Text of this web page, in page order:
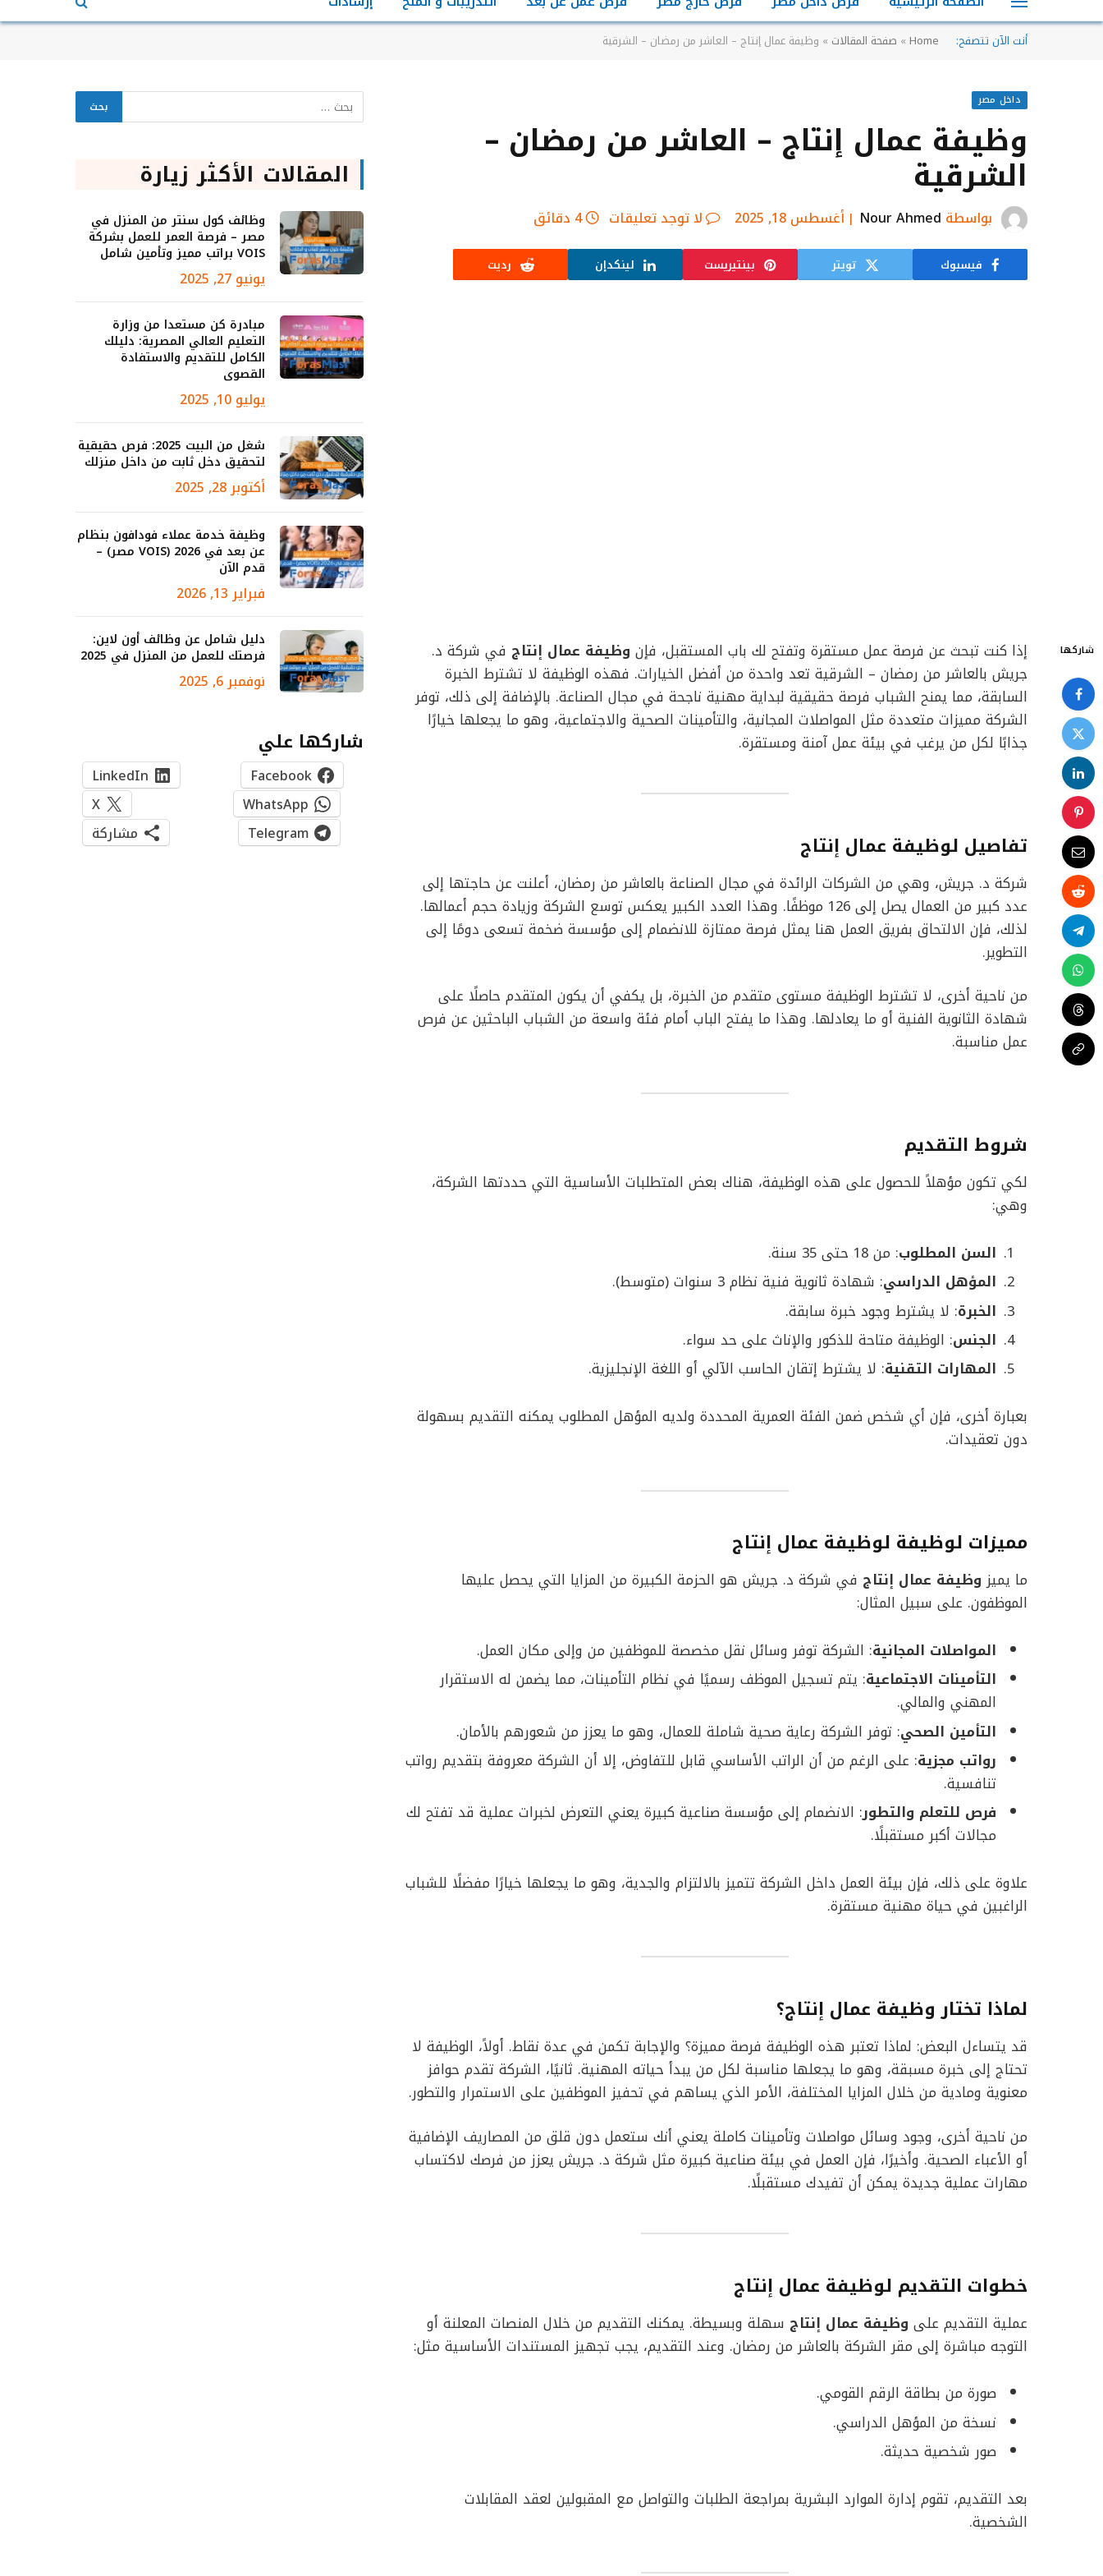
أنت الآن تتصفح: Home
» صفحة المقالات » وظيفة عمال إنتاج – العاشر من رمضان – الشرقية
داخل مصر
وظيفة عمال إنتاج – العاشر من رمضان –
الشرقية
بواسطة Nour Ahmed أغسطس 18, 2025 لا توجد تعليقات 4 دقائق
فيسبوك تويتر بينتيريست لينكدإن رديت
شاركها إذا كنت تبحث عن فرصة عمل مستقرة وتفتح لك باب المستقبل، فإن وظيفة عمال إنتاج في شركة د.
جريش بالعاشر من رمضان – الشرقية تعد واحدة من أفضل الخيارات. فهذه الوظيفة لا تشترط الخبرة
السابقة، مما يمنح الشباب فرصة حقيقية لبداية مهنية ناجحة في مجال الصناعة. بالإضافة إلى ذلك، توفر
الشركة مميزات متعددة مثل المواصلات المجانية، والتأمينات الصحية والاجتماعية، وهو ما يجعلها خيارًا
جذابًا لكل من يرغب في بيئة عمل آمنة ومستقرة.
تفاصيل لوظيفة عمال إنتاج
شركة د. جريش، وهي من الشركات الرائدة في مجال الصناعة بالعاشر من رمضان، أعلنت عن حاجتها إلى
عدد كبير من العمال يصل إلى 126 موظفًا. وهذا العدد الكبير يعكس توسع الشركة وزيادة حجم أعمالها.
لذلك، فإن الالتحاق بفريق العمل هنا يمثل فرصة ممتازة للانضمام إلى مؤسسة ضخمة تسعى دومًا إلى
التطوير.
من ناحية أخرى، لا تشترط الوظيفة مستوى متقدم من الخبرة، بل يكفي أن يكون المتقدم حاصلًا على
شهادة الثانوية الفنية أو ما يعادلها. وهذا ما يفتح الباب أمام فئة واسعة من الشباب الباحثين عن فرص
عمل مناسبة.
شروط التقديم
لكي تكون مؤهلاً للحصول على هذه الوظيفة، هناك بعض المتطلبات الأساسية التي حددتها الشركة،
وهي:
السن المطلوب: من 18 حتى 35 سنة.
المؤهل الدراسي: شهادة ثانوية فنية نظام 3 سنوات (متوسط).
الخبرة: لا يشترط وجود خبرة سابقة.
الجنس: الوظيفة متاحة للذكور والإناث على حد سواء.
المهارات التقنية: لا يشترط إتقان الحاسب الآلي أو اللغة الإنجليزية.
بعبارة أخرى، فإن أي شخص ضمن الفئة العمرية المحددة ولديه المؤهل المطلوب يمكنه التقديم بسهولة
دون تعقيدات.
مميزات لوظيفة لوظيفة عمال إنتاج
ما يميز وظيفة عمال إنتاج في شركة د. جريش هو الحزمة الكبيرة من المزايا التي يحصل عليها
الموظفون. على سبيل المثال:
المواصلات المجانية: الشركة توفر وسائل نقل مخصصة للموظفين من وإلى مكان العمل.
التأمينات الاجتماعية: يتم تسجيل الموظف رسميًا في نظام التأمينات، مما يضمن له الاستقرار
المهني والمالي.
التأمين الصحي: توفر الشركة رعاية صحية شاملة للعمال، وهو ما يعزز من شعورهم بالأمان.
رواتب مجزية: على الرغم من أن الراتب الأساسي قابل للتفاوض، إلا أن الشركة معروفة بتقديم رواتب
تنافسية.
فرص للتعلم والتطور: الانضمام إلى مؤسسة صناعية كبيرة يعني التعرض لخبرات عملية قد تفتح لك
مجالات أكبر مستقبلًا.
علاوة على ذلك، فإن بيئة العمل داخل الشركة تتميز بالالتزام والجدية، وهو ما يجعلها خيارًا مفضلًا للشباب
الراغبين في حياة مهنية مستقرة.
لماذا تختار وظيفة عمال إنتاج؟
قد يتساءل البعض: لماذا تعتبر هذه الوظيفة فرصة مميزة؟ والإجابة تكمن في عدة نقاط. أولاً، الوظيفة لا
تحتاج إلى خبرة مسبقة، وهو ما يجعلها مناسبة لكل من يبدأ حياته المهنية. ثانيًا، الشركة تقدم حوافز
معنوية ومادية من خلال المزايا المختلفة، الأمر الذي يساهم في تحفيز الموظفين على الاستمرار والتطور.
من ناحية أخرى، وجود وسائل مواصلات وتأمينات كاملة يعني أنك ستعمل دون قلق من المصاريف الإضافية
أو الأعباء الصحية. وأخيرًا، فإن العمل في بيئة صناعية كبيرة مثل شركة د. جريش يعزز من فرصك لاكتساب
مهارات عملية جديدة يمكن أن تفيدك مستقبلًا.
خطوات التقديم لوظيفة عمال إنتاج
عملية التقديم على وظيفة عمال إنتاج سهلة وبسيطة. يمكنك التقديم من خلال المنصات المعلنة أو
التوجه مباشرة إلى مقر الشركة بالعاشر من رمضان. وعند التقديم، يجب تجهيز المستندات الأساسية مثل:
صورة من بطاقة الرقم القومي.
نسخة من المؤهل الدراسي.
صور شخصية حديثة.
بعد التقديم، تقوم إدارة الموارد البشرية بمراجعة الطلبات والتواصل مع المقبولين لعقد المقابلات
الشخصية.
المقالات الأكثر زيارة
وظائف كول سنتر من المنزل في
مصر – فرصة العمر للعمل بشركة
VOIS براتب مميز وتأمين شامل
يونيو 27, 2025
مبادرة كن مستعدا من وزارة
التعليم العالي المصرية: دليلك
الكامل للتقديم والاستفادة
القصوى
يوليو 10, 2025
شغل من البيت 2025: فرص حقيقية
لتحقيق دخل ثابت من داخل منزلك
أكتوبر 28, 2025
وظيفة خدمة عملاء فودافون بنظام
عن بعد في 2026 (VOIS مصر) –
قدم الآن
فبراير 13, 2026
دليل شامل عن وظائف أون لاين:
فرصتك للعمل من المنزل في 2025
نوفمبر 6, 2025
شاركها علي
Facebook
LinkedIn
WhatsApp
X
Telegram
مشاركة